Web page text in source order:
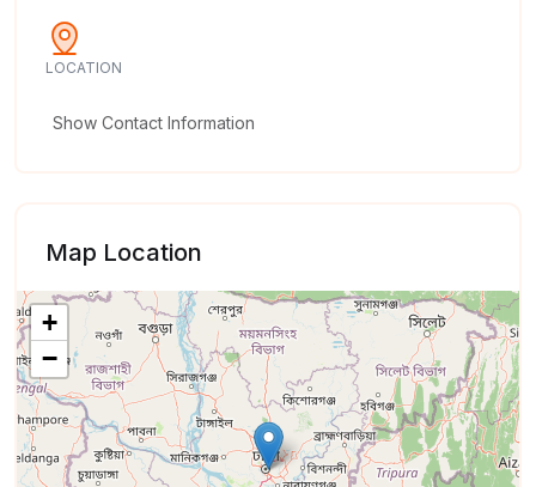
LOCATION
Show Contact Information
Map Location
+
−